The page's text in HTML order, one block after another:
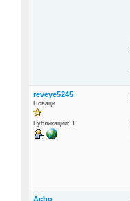
reveye5245
Новаци
Публикации: 1
Acho